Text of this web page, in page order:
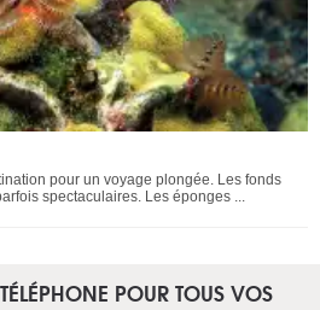
pour un voyage plongée. Les fonds
spectaculaires. Les éponges ...
POUR TOUS VOS